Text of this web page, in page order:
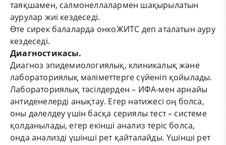
таяқшамен, салмонеллалармен шақырылатын
аурулар жиі кездеседі.
Өте сирек балаларда онкоЖИТС деп аталатын ауру
кездеседі.
Диагностикасы.
Диагноз эпидемиологиялық, клиникалық және
лабораториялық мәліметтерге сүйеніп қойылады.
Лабораториялық тәсілдерден – ИФА-мен арнайы
антиденелерді анықтау. Егер нәтижесі оң болса,
оны дәлелдеу үшін басқа сериялы тест – системе
қолданылады, егер екінші анализ теріс болса,
онда анализді үшінші рет қайталайды. Үшінші рет